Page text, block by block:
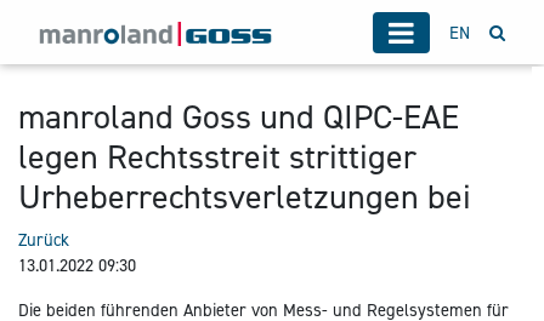
EN
manroland Goss und QIPC-EAE
legen Rechtsstreit strittiger
Urheberrechtsverletzungen bei
Zurück
13.01.2022 09:30
Die beiden führenden Anbieter von Mess- und Regelsystemen für